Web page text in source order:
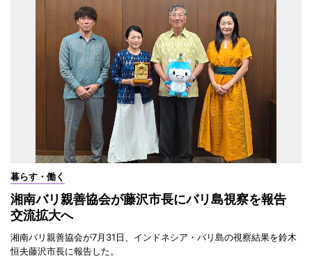
暮らす・働く
湘南バリ親善協会が藤沢市長にバリ島視察を報告
交流拡大へ
湘南バリ親善協会が7月31日、インドネシア・バリ島の視察結果を鈴木
恒夫藤沢市長に報告した。